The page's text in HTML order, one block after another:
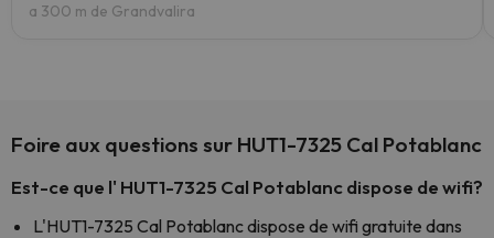
a 300 m de Grandvalira
Foire aux questions sur HUT1-7325 Cal Potablanc
Est-ce que l' HUT1-7325 Cal Potablanc dispose de wifi?
L'HUT1-7325 Cal Potablanc dispose de wifi gratuite dans